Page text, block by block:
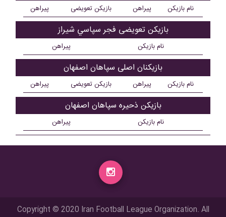
نام بازیکن پیراهن بازیکن تعویضی پیراهن
بازیکن تعویضی فجر سپاسي شیراز
نام بازیکن پیراهن
بازیکنان اصلی سپاهان اصفهان
نام بازیکن پیراهن بازیکن تعویضی پیراهن
بازیکن ذحیره سپاهان اصفهان
نام بازیکن پیراهن
Copyright © 2020 Iran Football League Organization. All